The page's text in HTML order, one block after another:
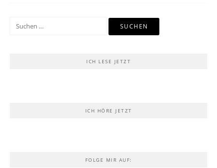
Suchen
ICH LESE JETZT
ICH HÖRE JETZT
FOLGE MIR AUF: